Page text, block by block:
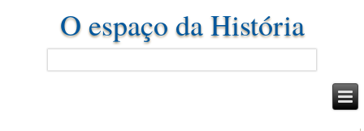
O espaço da História